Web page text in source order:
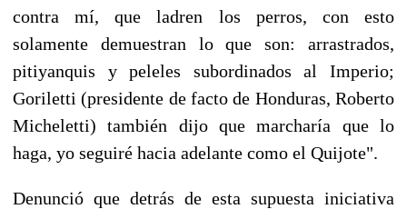
contra mí, que ladren los perros, con esto
solamente demuestran lo que son: arrastrados,
pitiyanquis y peleles subordinados al Imperio;
Goriletti (presidente de facto de Honduras, Roberto
Micheletti) también dijo que marcharía que lo
haga, yo seguiré hacia adelante como el Quijote".
Denunció que detrás de esta supuesta iniciativa